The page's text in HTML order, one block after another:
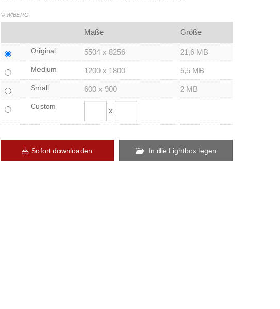
© WIBERG
Maße Größe
Original 5504 x 8256 21,6 MB
Medium 1200 x 1800 5,5 MB
Small 600 x 900 2 MB
Custom x
Sofort downloaden In die Lightbox legen